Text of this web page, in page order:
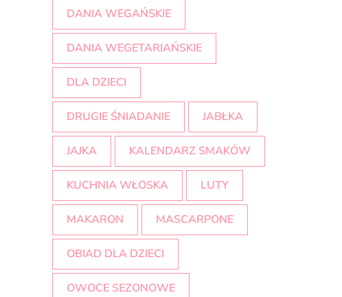
DANIA WEGAŃSKIE
DANIA WEGETARIAŃSKIE
DLA DZIECI
DRUGIE ŚNIADANIE JABŁKA
JAJKA KALENDARZ SMAKÓW
KUCHNIA WŁOSKA LUTY
MAKARON MASCARPONE
OBIAD DLA DZIECI
OWOCE SEZONOWE